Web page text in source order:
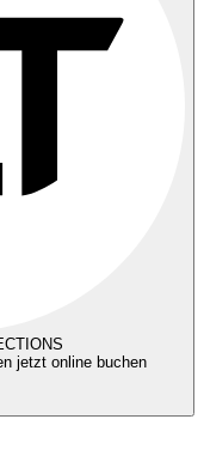
jetzt online buchen